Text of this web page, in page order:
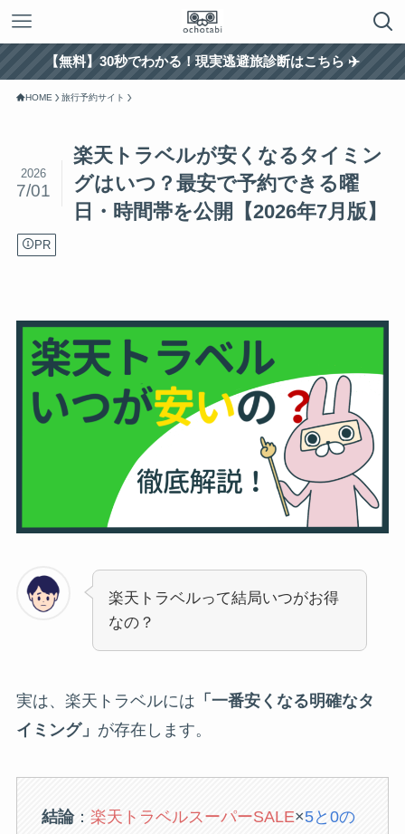
【無料】30秒でわかる！現実逃避旅診断はこちら ✈️
HOME 旅行予約サイト
楽天トラベルが安くなるタイミン
グはいつ？最安で予約できる曜
日・時間帯を公開【2026年7月版】
2026
7/01
PR
楽天トラベルって結局いつがお得
なの？
実は、楽天トラベルには 「一番安くなる明確なタ
イミング」 が存在します。
結論： 楽天トラベルスーパーSALE×5と0の